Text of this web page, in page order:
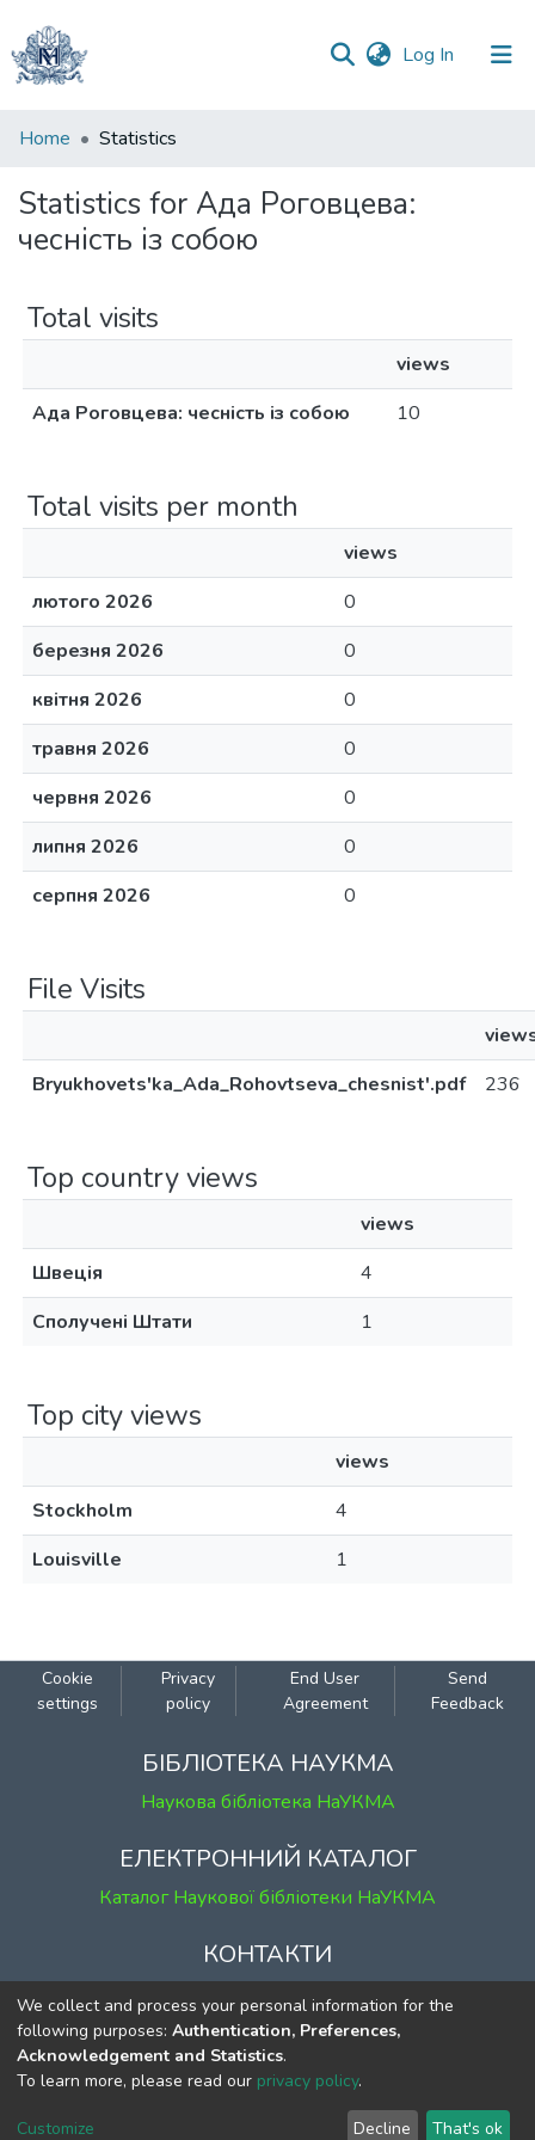
Log In (current)
Communities
Collections
All of DSpace
Home Statistics
Statistics for Ада Роговцева:
чесність із собою
Total visits
views
Ада Роговцева: чесність із собою
10
Total visits per month
views
лютого 2026
0
березня 2026
0
квітня 2026
0
травня 2026
0
червня 2026
0
липня 2026
0
серпня 2026
0
File Visits
Bryukhovets'ka_Ada_Rohovtseva_chesnist'.pdf
236
Top country views
views
Швеція
4
Сполучені Штати
1
Top city views
views
Stockholm
4
Louisville
1
Cookie
settings
Privacy
policy
End User
Agreement
Send
Feedback
БІБЛІОТЕКА НАУКМА
Наукова бібліотека НаУКМА
ЕЛЕКТРОННИЙ КАТАЛОГ
Каталог Наукової бібліотеки НаУКМА
КОНТАКТИ
м. Київ, вул. Григорія Сковороди, 2
к. 1, к. 120
тел. (044) 463-69-31
ekmair@ukma.edu.ua
We collect and process your personal information for the
following purposes: Authentication, Preferences,
Acknowledgement and Statistics.
To learn more, please read our privacy policy.
Customize Decline That's ok